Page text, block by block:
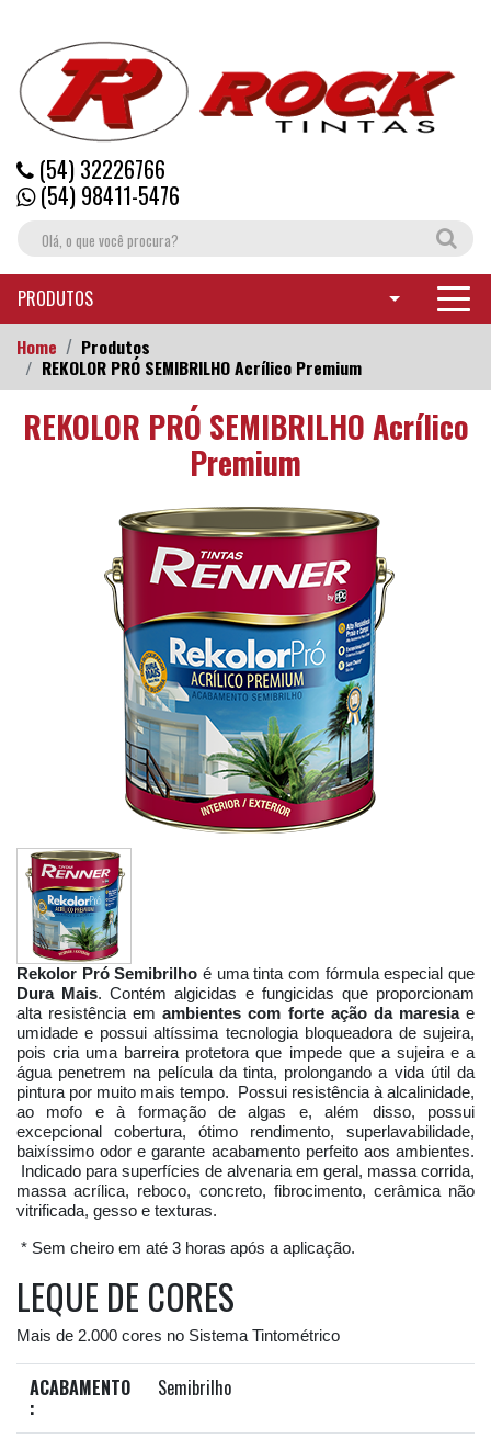
(54) 32226766
(54) 98411-5476
PRODUTOS
Home
Produtos
REKOLOR PRÓ SEMIBRILHO Acrílico Premium
REKOLOR PRÓ SEMIBRILHO Acrílico
Premium
Rekolor Pró Semibrilho é uma tinta com fórmula especial que
Dura Mais. Contém algicidas e fungicidas que proporcionam
alta resistência emambientes com forte ação da maresiae
umidade e possui altíssima tecnologia bloqueadora de sujeira,
pois cria uma barreira protetora que impede que a sujeira e a
água penetrem na película da tinta, prolongando a vida útil da
pintura por muito mais tempo. Possui resistência à alcalinidade,
ao mofo e à formação de algas e, além disso, possui
excepcional cobertura, ótimo rendimento, superlavabilidade,
baixíssimo odor e garante acabamento perfeito aos ambientes.
Indicado para superfícies de alvenaria em geral, massa corrida,
massa acrílica, reboco, concreto, fibrocimento, cerâmica não
vitrificada, gesso e texturas.
* Sem cheiro em até 3 horas após a aplicação.
LEQUE DE CORES
Mais de 2.000 cores no Sistema Tintométrico
ACABAMENTO
:
Semibrilho